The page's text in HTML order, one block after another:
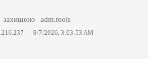
захищено adm.tools
— 8/7/2026, 3:03:53 AM